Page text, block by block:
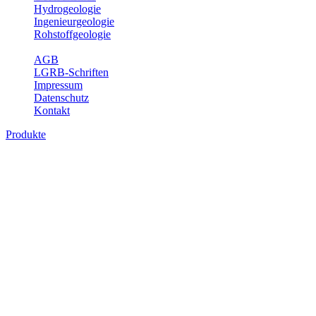
Hydrogeologie
Ingenieurgeologie
Rohstoffgeologie
AGB
LGRB-Schriften
Impressum
Datenschutz
Kontakt
Produkte